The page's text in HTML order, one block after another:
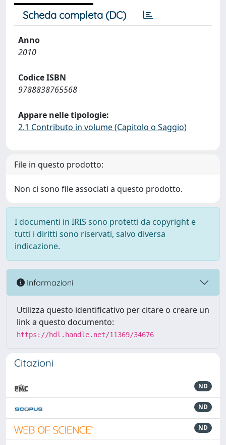
Scheda completa (DC)
Anno
2010
Codice ISBN
9788838765568
Appare nelle tipologie:
2.1 Contributo in volume (Capitolo o Saggio)
File in questo prodotto:
Non ci sono file associati a questo prodotto.
I documenti in IRIS sono protetti da copyright e
tutti i diritti sono riservati, salvo diversa
indicazione.
Informazioni
Utilizza questo identificativo per citare o creare un
link a questo documento:
https://hdl.handle.net/11369/34676
Citazioni
ND
ND
ND